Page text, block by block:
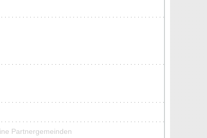
Partnergemeinden